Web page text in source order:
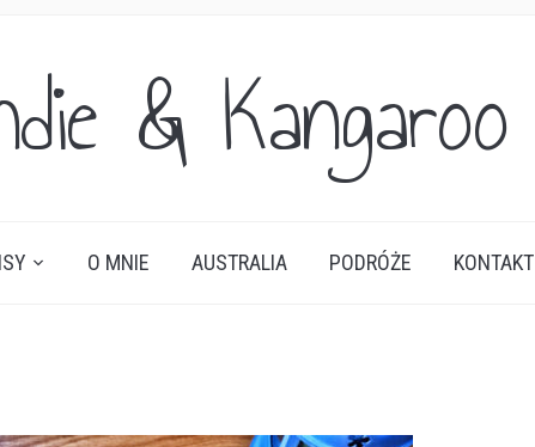
& Kangaroo
O MNIE AUSTRALIA PODRÓŻE KONTAKT